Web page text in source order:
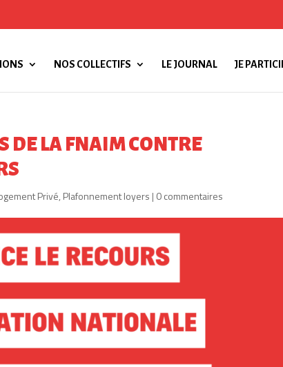
NOS COLLECTIFS LE JOURNAL JE
DE LA FNAIM CONTRE
Privé, Plafonnement loyers | 0 commentaires